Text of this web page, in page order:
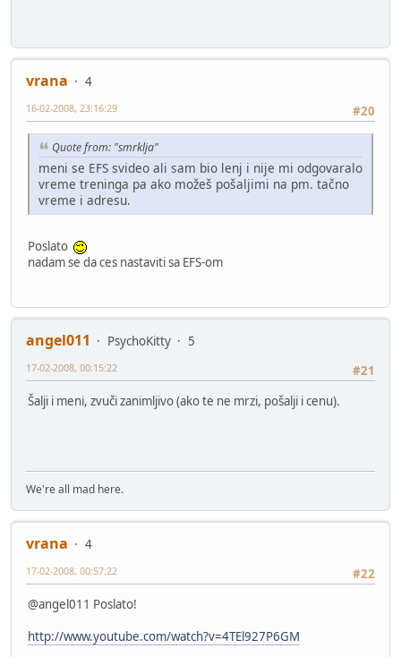
vrana
4
#20
16-02-2008, 23:16:29
Quote from: "smrklja"
meni se EFS svideo ali sam bio lenj i nije mi odgovaralo
vreme treninga pa ako možeš pošaljimi na pm. tačno
vreme i adresu.
Poslato
nadam se da ces nastaviti sa EFS-om
angel011 PsychoKitty
5
#21
17-02-2008, 00:15:22
Šalji i meni, zvuči zanimljivo (ako te ne mrzi, pošalji i cenu).
We're all mad here.
vrana
4
#22
17-02-2008, 00:57:22
@angel011 Poslato!
http://www.youtube.com/watch?v=4TEl927P6GM